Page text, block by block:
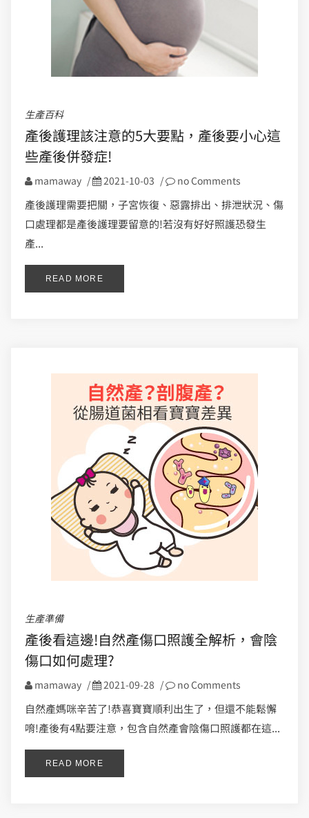
生產百科
產後護理該注意的5大要點，產後要小心這
些產後併發症!
mamaway / 2021-10-03 / no Comments
產後護理需要把關，子宮恢復、惡露排出、排泄狀況、傷
口處理都是產後護理要留意的!若沒有好好照護恐發生
產...
READ MORE
生產準備
產後看這邊!自然產傷口照護全解析，會陰
傷口如何處理?
mamaway / 2021-09-28 / no Comments
自然產媽咪辛苦了!恭喜寶寶順利出生了，但還不能鬆懈
唷!產後有4點要注意，包含自然產會陰傷口照護都在這...
READ MORE